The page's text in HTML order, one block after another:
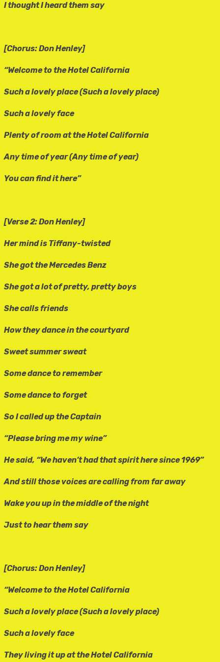
I thought I heard them say
[Chorus: Don Henley]
“Welcome to the Hotel California
Such a lovely place (Such a lovely place)
Such a lovely face
Plenty of room at the Hotel California
Any time of year (Any time of year)
You can find it here”
[Verse 2: Don Henley]
Her mind is Tiffany-twisted
She got the Mercedes Benz
She got a lot of pretty, pretty boys
She calls friends
How they dance in the courtyard
Sweet summer sweat
Some dance to remember
Some dance to forget
So I called up the Captain
“Please bring me my wine”
He said, “We haven’t had that spirit here since 1969”
And still those voices are calling from far away
Wake you up in the middle of the night
Just to hear them say
[Chorus: Don Henley]
“Welcome to the Hotel California
Such a lovely place (Such a lovely place)
Such a lovely face
They living it up at the Hotel California